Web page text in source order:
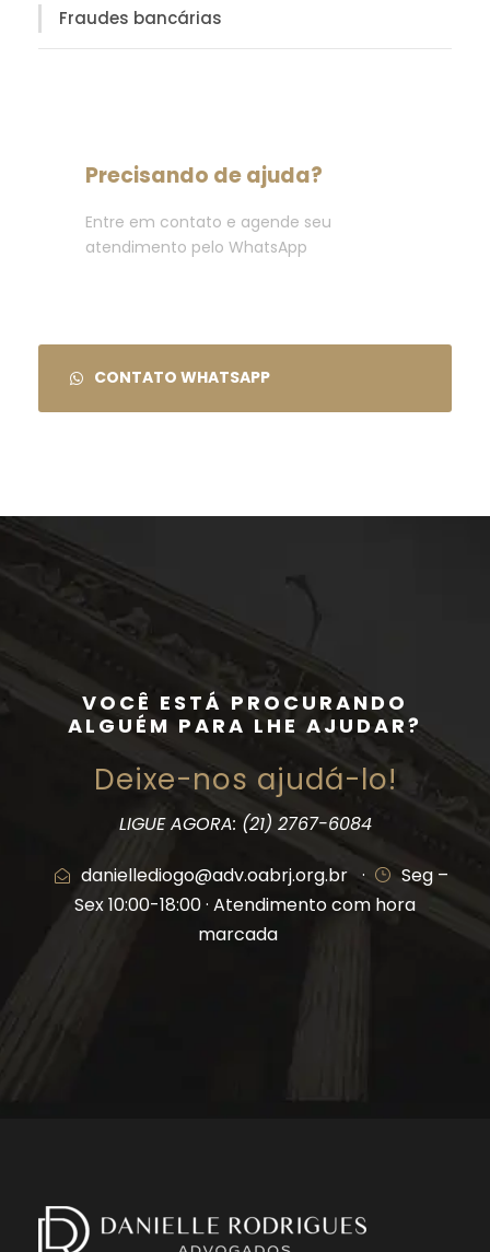
Fraudes bancárias
Precisando de ajuda?
Entre em contato e agende seu
atendimento pelo WhatsApp
CONTATO WHATSAPP
VOCÊ ESTÁ PROCURANDO
ALGUÉM PARA LHE AJUDAR?
Deixe-nos ajudá-lo!
LIGUE AGORA: (21) 2767-6084
daniellediogo@adv.oabrj.org.br ·
Seg –
Sex 10:00-18:00 · Atendimento com hora
marcada